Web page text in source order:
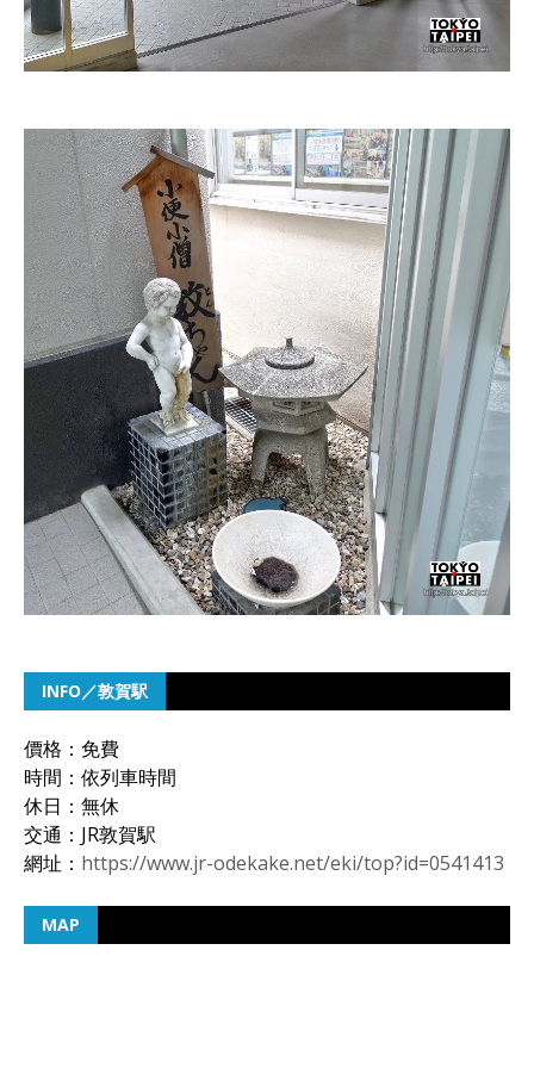
INFO／敦賀駅
價格：免費
時間：依列車時間
休日：無休
交通：JR敦賀駅
網址： https://www.jr-odekake.net/eki/top?id=0541413
MAP